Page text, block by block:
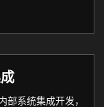
部系统集成开发，